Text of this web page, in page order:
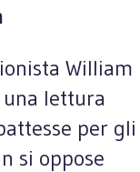
William
una lettura
per gli
si oppose